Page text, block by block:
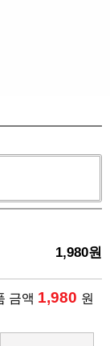
1,980원
금액 1,980 원